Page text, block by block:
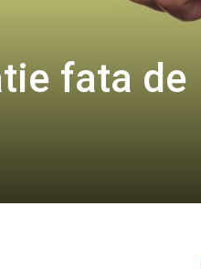
fata de